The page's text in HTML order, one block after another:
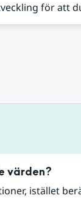
för att
värden?
istället